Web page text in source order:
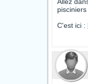
C'est ici :